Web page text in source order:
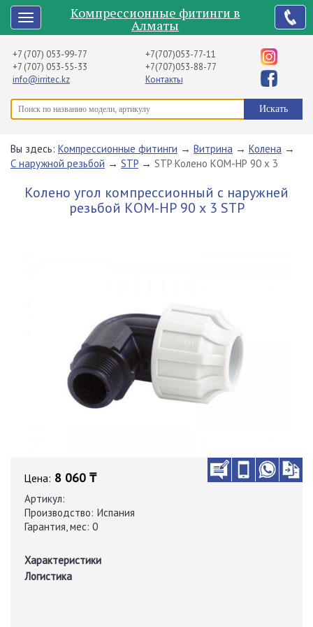
Компрессионные фитинги в
Алматы
+7 (707) 053-99-77
+7 (707) 053-55-33
info@irritec.kz
+7(707)053-77-11
+7(707)053-88-77
Контакты
Вы здесь: Компрессионные фитинги → Витрина → Колена →
С наружной резьбой → STP → STP Колено КОМ-НР 90 х 3
Колено угол компрессионный с наружней
резьбой КОМ-НР 90 х 3 STP
Цена: 8 060 ₸
Артикул:
Производство: Испания
Гарантия, мес: 0
Характеристики
Логистика